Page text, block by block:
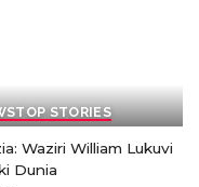
TOP STORIES
Waziri William Lukuvi
Dunia